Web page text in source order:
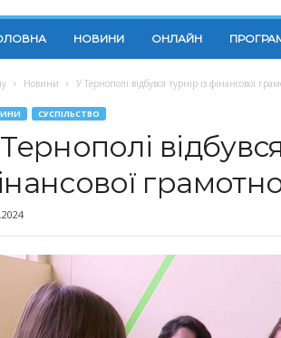
НОВИНИ ОНЛАЙН
Новини У Тернополі відбувся турнір із фінансової
СУСПІЛЬСТВО